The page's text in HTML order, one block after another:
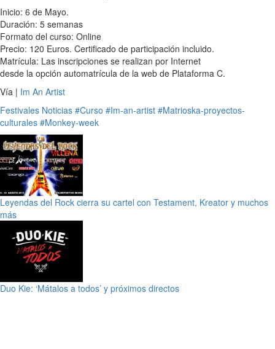
Inicio: 6 de Mayo.
Duración: 5 semanas
Formato del curso: Online
Precio: 120 Euros. Certificado de participación incluido.
Matrícula: Las inscripciones se realizan por Internet
desde la opción automatrícula de la web de Plataforma C.
Vía | Im An Artist
Festivales Noticias #Curso #Im-an-artist #Matrioska-proyectos-
culturales #Monkey-week
Leyendas del Rock cierra su cartel con Testament, Kreator y muchos
más
Duo Kie: ‘Mátalos a todos’ y próximos directos